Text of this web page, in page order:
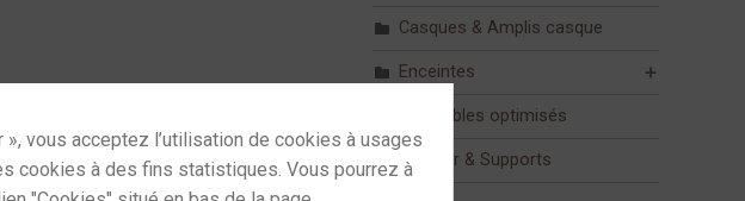
Casques & Amplis casque
Enceintes
Ensembles optimisés
Mobilier & Supports